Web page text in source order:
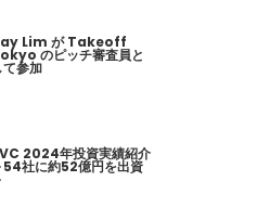
Lim が Takeoff
のピッチ審査員と
て参加
2024年投資実績紹介
54社に約52億円を出資